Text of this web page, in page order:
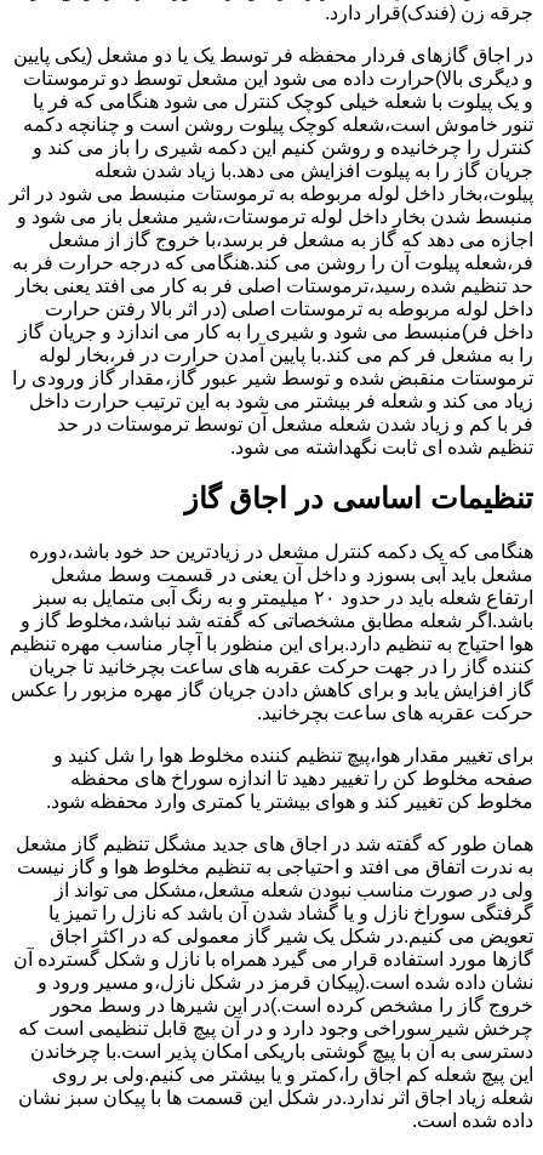
جرقه زن (فندک)قرار دارد.
در اجاق گازهای فردار محفظه فر توسط یک یا دو مشعل (یکی پایین
و دیگری بالا)حرارت داده می شود این مشعل توسط دو ترموستات
و یک پیلوت با شعله خیلی کوچک کنترل می شود هنگامی که فر یا
تنور خاموش است،شعله کوچک پیلوت روشن است و چنانچه دکمه
کنترل را چرخانیده و روشن کنیم این دکمه شیری را باز می کند و
جریان گاز را به پیلوت افزایش می دهد.با زیاد شدن شعله
پیلوت،بخار داخل لوله مربوطه به ترموستات منبسط می شود در اثر
منبسط شدن بخار داخل لوله ترموستات،شیر مشعل باز می شود و
اجازه می دهد که گاز به مشعل فر برسد،با خروج گاز از مشعل
فر،شعله پیلوت آن را روشن می کند.هنگامی که درجه حرارت فر به
حد تنظیم شده رسید،ترموستات اصلی فر به کار می افتد یعنی بخار
داخل لوله مربوطه به ترموستات اصلی (در اثر بالا رفتن حرارت
داخل فر)منبسط می شود و شیری را به کار می اندازد و جریان گاز
را به مشعل فر کم می کند.با پایین آمدن حرارت در فر،بخار لوله
ترموستات منقبض شده و توسط شیر عبور گاز،مقدار گاز ورودی را
زیاد می کند و شعله فر بیشتر می شود به این ترتیب حرارت داخل
فر با کم و زیاد شدن شعله مشعل آن توسط ترموستات در حد
تنظیم شده ای ثابت نگهداشته می شود.
تنظیمات اساسی در اجاق گاز
هنگامی که یک دکمه کنترل مشعل در زیادترین حد خود باشد،دوره
مشعل باید آبی بسوزد و داخل آن یعنی در قسمت وسط مشعل
ارتفاع شعله باید در حدود ۲۰ میلیمتر و به رنگ آبی متمایل به سبز
باشد.اگر شعله مطابق مشخصاتی که گفته شد نباشد،مخلوط گاز و
هوا احتیاج به تنظیم دارد.برای این منظور با آچار مناسب مهره تنظیم
کننده گاز را در جهت حرکت عقربه های ساعت بچرخانید تا جریان
گاز افزایش یابد و برای کاهش دادن جریان گاز مهره مزبور را عکس
حرکت عقربه های ساعت بچرخانید.
برای تغییر مقدار هوا،پیچ تنظیم کننده مخلوط هوا را شل کنید و
صفحه مخلوط کن را تغییر دهید تا اندازه سوراخ های محفظه
مخلوط کن تغییر کند و هوای بیشتر یا کمتری وارد محفظه شود.
همان طور که گفته شد در اجاق های جدید مشگل تنظیم گاز مشعل
به ندرت اتفاق می افتد و احتیاجی به تنظیم مخلوط هوا و گاز نیست
ولی در صورت مناسب نبودن شعله مشعل،مشکل می تواند از
گرفتگی سوراخ نازل و یا گشاد شدن آن باشد که نازل را تمیز یا
تعویض می کنیم.در شکل یک شیر گاز معمولی که در اکثر اجاق
گازها مورد استفاده قرار می گیرد همراه با نازل و شکل گسترده آن
نشان داده شده است.(پیکان قرمز در شکل نازل،و مسیر ورود و
خروج گاز را مشخص کرده است.)در این شیرها در وسط محور
چرخش شیر سوراخی وجود دارد و در آن پیچ قابل تنظیمی است که
دسترسی به آن با پیچ گوشتی باریکی امکان پذیر است.با چرخاندن
این پیچ شعله کم اجاق را،کمتر و یا بیشتر می کنیم.ولی بر روی
شعله زیاد اجاق اثر ندارد.در شکل این قسمت ها با پیکان سبز نشان
داده شده است.